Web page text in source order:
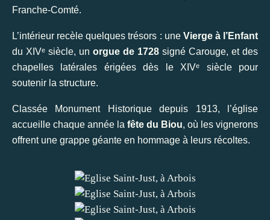
Franche-Comté.
L’intérieur recèle quelques trésors : une Vierge à l’Enfant
du XIVᵉ siècle, un orgue de 1728 signé Carouge, et des
chapelles latérales érigées dès le XIVᵉ siècle pour
soutenir la structure.
Classée Monument Historique depuis 1913, l’église
accueille chaque année la fête du Biou, où les vignerons
offrent une grappe géante en hommage à leurs récoltes.